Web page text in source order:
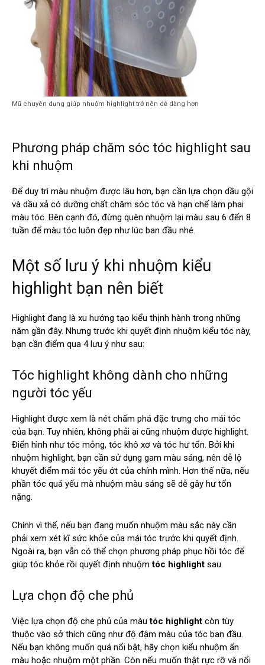
Mũ chuyên dụng giúp nhuộm highlight trở nên dễ dàng hơn
Phương pháp chăm sóc tóc highlight sau
khi nhuộm
Để duy trì màu nhuộm được lâu hơn, bạn cần lựa chọn dầu gội
và dầu xả có dưỡng chất chăm sóc tóc và hạn chế làm phai
màu tóc. Bên cạnh đó, đừng quên nhuộm lại màu sau 6 đến 8
tuần để màu tóc luôn đẹp như lúc ban đầu nhé.
Một số lưu ý khi nhuộm kiểu
highlight bạn nên biết
Highlight đang là xu hướng tạo kiểu thịnh hành trong những
năm gần đây. Nhưng trước khi quyết định nhuộm kiểu tóc này,
bạn cần điểm qua 4 lưu ý như sau:
Tóc highlight không dành cho những
người tóc yếu
Highlight được xem là nét chấm phá đặc trưng cho mái tóc
của bạn. Tuy nhiên, không phải ai cũng nhuộm được highlight.
Điển hình như tóc mỏng, tóc khô xơ và tóc hư tổn. Bởi khi
nhuộm highlight, bạn cần sử dụng gam màu sáng, nên dễ lộ
khuyết điểm mái tóc yếu ớt của chính mình. Hơn thế nữa, nếu
phần tóc quá yếu mà nhuộm màu sáng sẽ dễ gây hư tổn
nặng.
Chính vì thế, nếu bạn đang muốn nhuộm màu sắc này cần
phải xem xét kĩ sức khỏe của mái tóc trước khi quyết định.
Ngoài ra, bạn vẫn có thể chọn phương pháp phục hồi tóc để
giúp tóc khỏe rồi quyết định nhuộmtóc highlight sau.
Lựa chọn độ che phủ
Việc lựa chọn độ che phủ của màutóc highlight còn tùy
thuộc vào sở thích cũng như độ đậm màu của tóc ban đầu.
Nếu bạn không muốn quá nổi bật, hãy chọn kiểu nhuộm ẩn
màu hoặc nhuộm một phần. Còn nếu muốn thật rực rỡ và nổi